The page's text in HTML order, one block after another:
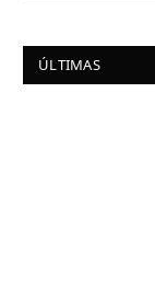
ÚLTIMAS